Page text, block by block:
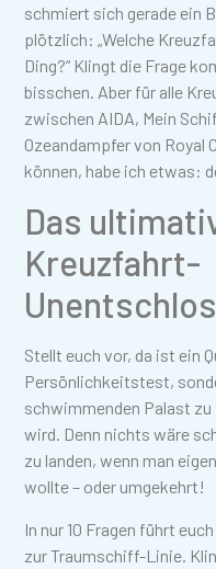
schmiert sich gerade ein
plötzlich: „Welche
Ding?“ Klingt die Frage
bisschen. Aber für alle
zwischen AIDA, Mein
Ozeandampfer von Royal
können, habe ich etwas:
Das
Kreuzfahrt-
Stellt euch vor, da ist ein
Persönlichkeitstest,
schwimmenden Palast zu
wird. Denn nichts wäre
zu landen, wenn man
wollte – oder umgekehrt!
In nur 10 Fragen führt
zur Traumschiff-Linie.